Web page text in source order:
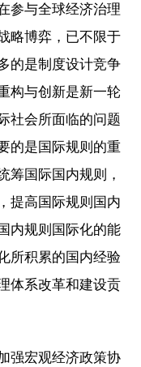
参与全球经济治理
略博弈，已不限于
的是制度设计竞争
构与创新是新一轮
社会所面临的问题
的是国际规则的重
筹国际国内规则，
提高国际规则国内
内规则国际化的能
所积累的国内经验
体系改革和建设贡
强宏观经济政策协